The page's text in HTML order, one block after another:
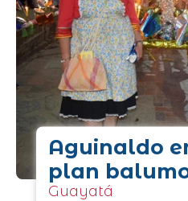
Aguinaldo
plan
Guayatá